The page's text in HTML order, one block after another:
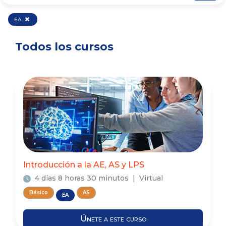
EA
Todos los cursos
Introducción a la AE, AS y LPS
Básico EA AS
4 días 8 horas 30 minutos Virtual
Únete a este curso